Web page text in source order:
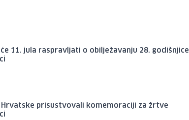
11. jula raspravljati o obilježavanju 28. godišnjice
Hrvatske prisustvovali komemoraciji za žrtve